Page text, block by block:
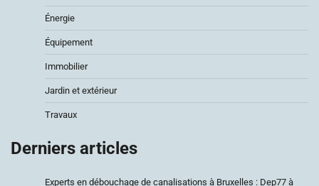
Énergie
Équipement
Immobilier
Jardin et extérieur
Travaux
Derniers articles
Experts en débouchage de canalisations à Bruxelles : Dep77 à